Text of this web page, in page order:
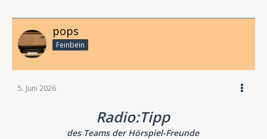
pops
Feinbein
5. Juni 2026
Radio:Tipp
des Teams der Hörspiel-Freunde